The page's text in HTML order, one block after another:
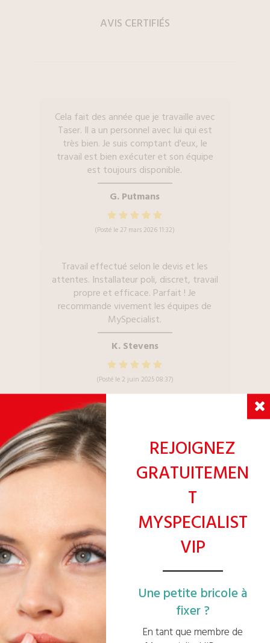
AVIS CERTIFIÉS
Cela fait des année que je travaille avec
Taser. Il a un personnel avec lui qui est
très bien. Je suis comptant d'eux, le
travail est bien exécuter et son équipe
est toujours disponible.
G. Putmans
(Posté le 27 mars 2026 11:32)
Travail effectué selon le devis et les
attentes. Installateur poli, discret, travail
propre et efficace. Parfait ! Je
recommande vivement les équipes de
MySpecialist.
K. Stevens
(Posté le 2 juin 2025 08:37)
Travaux très bien réalisés - Bonne
communication !
C. Hannard
En découvrir d'autres
ouvriers
polyvalents
indépendants vous
REJOIGNEZ
GRATUITEMEN
T
MYSPECIALIST
VIP
Une petite bricole à
fixer ?
En tant que membre de